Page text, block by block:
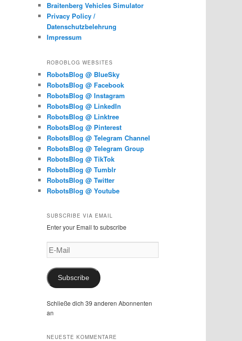
Braitenberg Vehicles Simulator
Privacy Policy /
Datenschutzbelehrung
Impressum
ROBOBLOG WEBSITES
RobotsBlog @ BlueSky
RobotsBlog @ Facebook
RobotsBlog @ Instagram
RobotsBlog @ LinkedIn
RobotsBlog @ Linktree
RobotsBlog @ Pinterest
RobotsBlog @ Telegram Channel
RobotsBlog @ Telegram Group
RobotsBlog @ TikTok
RobotsBlog @ Tumblr
RobotsBlog @ Twitter
RobotsBlog @ Youtube
SUBSCRIBE VIA EMAIL
Enter your Email to subscribe
E-
Mail
Subscribe
Schließe dich 39 anderen Abonnenten
an
NEUESTE KOMMENTARE